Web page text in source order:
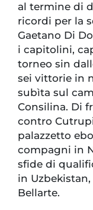
al termine di
ricordi per la
Gaetano Di
i capitolini,
torneo sin
sei vittorie in
subìta sul
Consilina. Di
contro
palazzetto
compagni in
sfide di
in
Bellarte.